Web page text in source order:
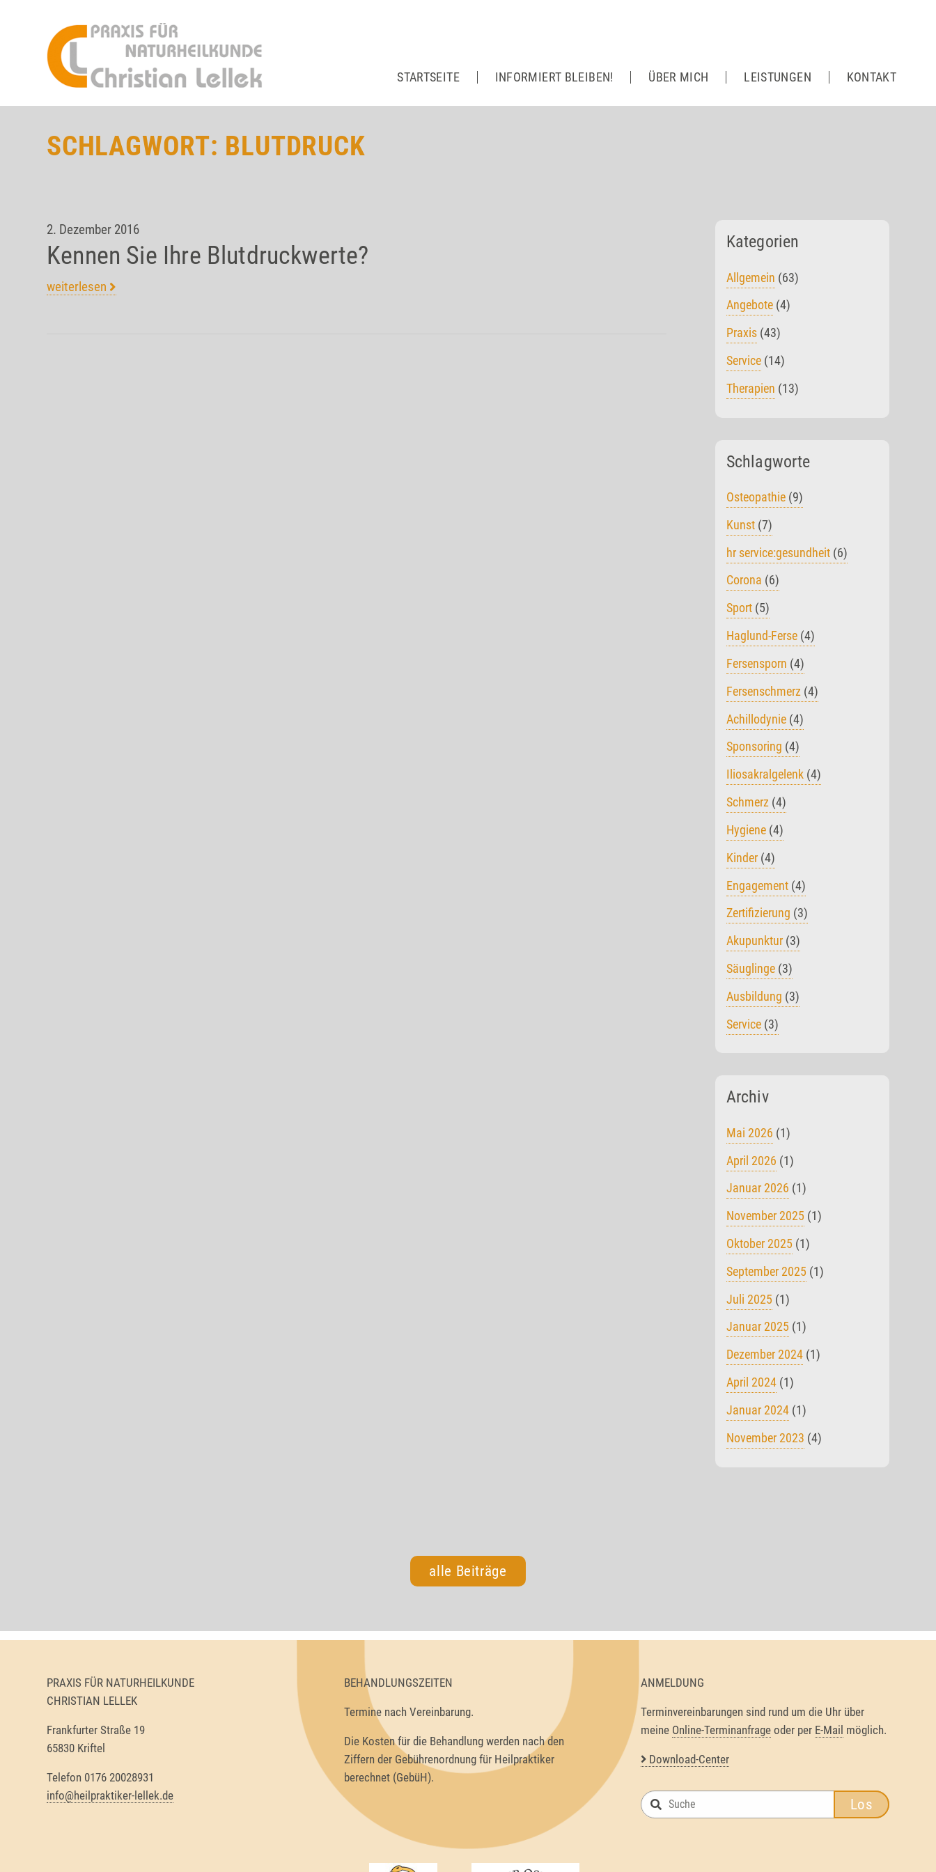
STARTSEITE INFORMIERT BLEIBEN! ÜBER MICH LEISTUNGEN KONTAKT
SCHLAGWORT: BLUTDRUCK
2. Dezember 2016
Kennen Sie Ihre Blutdruckwerte?
weiterlesen
Kategorien
Allgemein (63)
Angebote (4)
Praxis (43)
Service (14)
Therapien (13)
Schlagworte
Osteopathie (9)
Kunst (7)
hr service:gesundheit (6)
Corona (6)
Sport (5)
Haglund-Ferse (4)
Fersensporn (4)
Fersenschmerz (4)
Achillodynie (4)
Sponsoring (4)
Iliosakralgelenk (4)
Schmerz (4)
Hygiene (4)
Kinder (4)
Engagement (4)
Zertifizierung (3)
Akupunktur (3)
Säuglinge (3)
Ausbildung (3)
Service (3)
Archiv
Mai 2026 (1)
April 2026 (1)
Januar 2026 (1)
November 2025 (1)
Oktober 2025 (1)
September 2025 (1)
Juli 2025 (1)
Januar 2025 (1)
Dezember 2024 (1)
April 2024 (1)
Januar 2024 (1)
November 2023 (4)
alle Beiträge
PRAXIS FÜR NATURHEILKUNDE
CHRISTIAN LELLEK
Frankfurter Straße 19
65830 Kriftel
Telefon 0176 20028931
info@heilpraktiker-lellek.de
BEHANDLUNGSZEITEN
Termine nach Vereinbarung.
Die Kosten für die Behandlung werden nach den
Ziffern der Gebührenordnung für Heilpraktiker
berechnet (GebüH).
ANMELDUNG
Terminvereinbarungen sind rund um die Uhr über
meine Online-Terminanfrage oder per E-Mail möglich.
Download-Center
Los